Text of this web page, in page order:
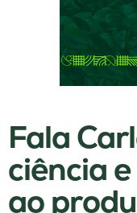
Fala
ciência
ao